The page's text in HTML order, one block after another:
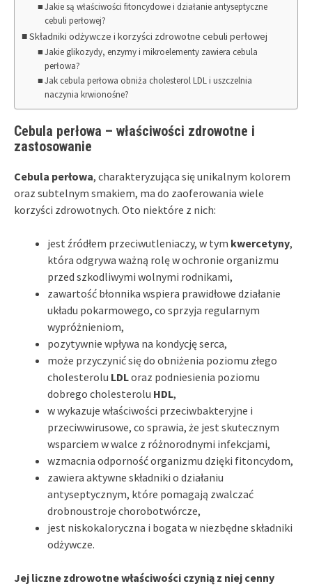
Jakie są właściwości fitoncydowe i działanie antyseptyczne
cebuli perłowej?
Składniki odżywcze i korzyści zdrowotne cebuli perłowej
Jakie glikozydy, enzymy i mikroelementy zawiera cebula
perłowa?
Jak cebula perłowa obniża cholesterol LDL i uszczelnia
naczynia krwionośne?
Cebula perłowa – właściwości zdrowotne i
zastosowanie
Cebula perłowa, charakteryzująca się unikalnym kolorem
oraz subtelnym smakiem, ma do zaoferowania wiele
korzyści zdrowotnych. Oto niektóre z nich:
jest źródłem przeciwutleniaczy, w tym kwercetyny,
która odgrywa ważną rolę w ochronie organizmu
przed szkodliwymi wolnymi rodnikami,
zawartość błonnika wspiera prawidłowe działanie
układu pokarmowego, co sprzyja regularnym
wypróżnieniom,
pozytywnie wpływa na kondycję serca,
może przyczynić się do obniżenia poziomu złego
cholesterolu LDLoraz podniesienia poziomu
dobrego cholesterolu HDL,
w wykazuje właściwości przeciwbakteryjne i
przeciwwirusowe, co sprawia, że jest skutecznym
wsparciem w walce z różnorodnymi infekcjami,
wzmacnia odporność organizmu dzięki fitoncydom,
zawiera aktywne składniki o działaniu
antyseptycznym, które pomagają zwalczać
drobnoustroje chorobotwórcze,
jest niskokaloryczna i bogata w niezbędne składniki
odżywcze.
Jej liczne zdrowotne właściwości czynią z niej cenny